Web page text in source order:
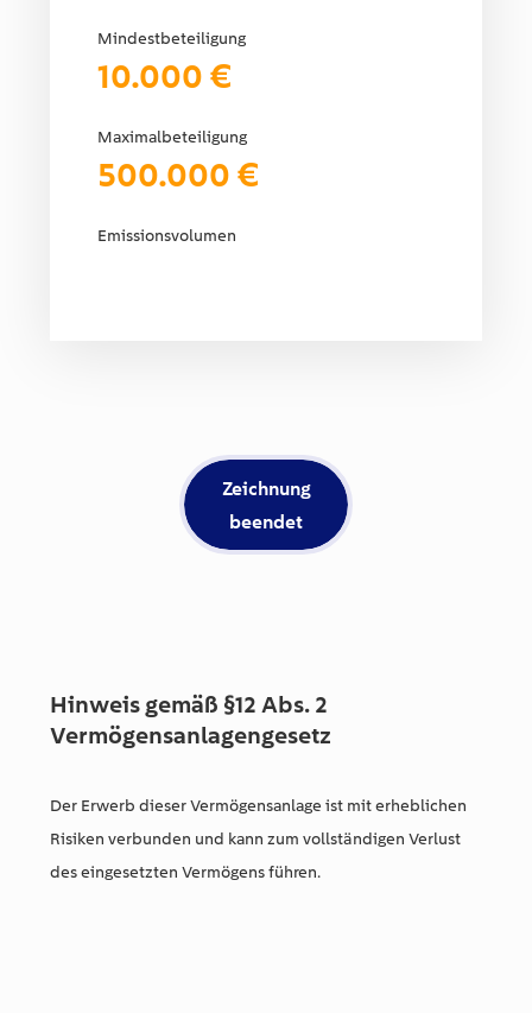
Mindestbeteiligung
10.000 €
Maximalbeteiligung
500.000 €
Emissionsvolumen
Zeichnung
beendet
Hinweis gemäß §12 Abs. 2
Vermögensanlagengesetz
Der Erwerb dieser Vermögensanlage ist mit erheblichen
Risiken verbunden und kann zum vollständigen Verlust
des eingesetzten Vermögens führen.